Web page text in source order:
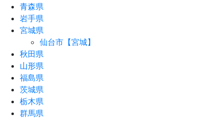
青森県
岩手県
宮城県
仙台市【宮城】
秋田県
山形県
福島県
茨城県
栃木県
群馬県